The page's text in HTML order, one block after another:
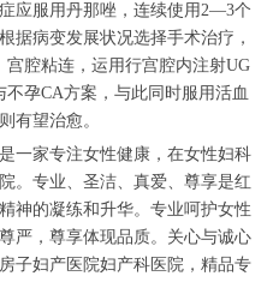
应服用丹那唑，连续使用2—3个
据病变发展状况选择手术治疗，
腔粘连，运用行宫腔内注射UG
孕CA方案，与此同时服用活血
有望治愈。
家专注女性健康，在女性妇科
。专业、圣洁、真爱、尊享是红
神的凝练和升华。专业呵护女性
严，尊享体现品质。关心与诚心
子妇产医院妇产科医院，精品专